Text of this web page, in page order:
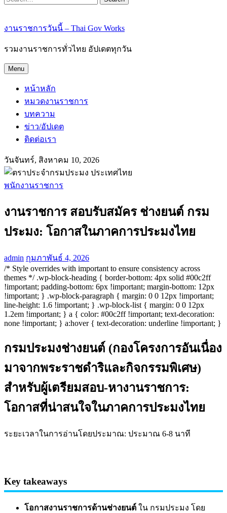
งานราชการวันนี้ – Thai Gov Works
รวมงานราชการทั่วไทย อัปเดตทุกวัน
Menu
หน้าหลัก
หมวดงานราชการ
บทความ
ข่าว/อัปเดต
ติดต่อเรา
วันจันทร์, สิงหาคม 10, 2026
พนักงานราชการ
งานราชการ สอบรับสมัคร ช่างยนต์ กรม
ประมง: โอกาสในภาคการประมงไทย
admin กุมภาพันธ์ 4, 2026
/* Style overrides with important to ensure consistency across
themes */ .wp-block-heading { border-bottom: 4px solid #00c2ff
!important; padding-bottom: 6px !important; margin-bottom: 12px
!important; } .wp-block-paragraph { margin: 0 0 12px !important;
line-height: 1.6 !important; } .wp-block-list { margin: 0 0 12px
1.2em !important; } a { color: #00c2ff !important; text-decoration:
none !important; } a:hover { text-decoration: underline !important; }
กรมประมงช่างยนต์ (กองโครงการอันเนื่อง
มาจากพระราชดำริและกิจกรรมพิเศษ)
สำหรับผู้เตรียมสอบ-หางานราชการ:
โอกาสที่น่าสนใจในภาคการประมงไทย
ระยะเวลาในการอ่านโดยประมาณ: ประมาณ 6-8 นาที
Key takeaways
โอกาสงานราชการด้านช่างยนต์ ใน กรมประมง โดย